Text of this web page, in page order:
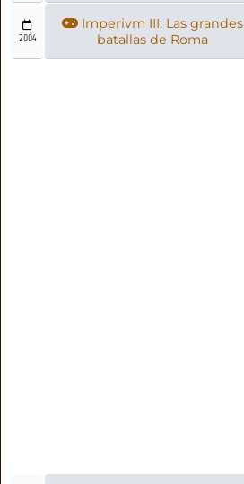
2004
Imperivm III: Las grandes
batallas de Roma